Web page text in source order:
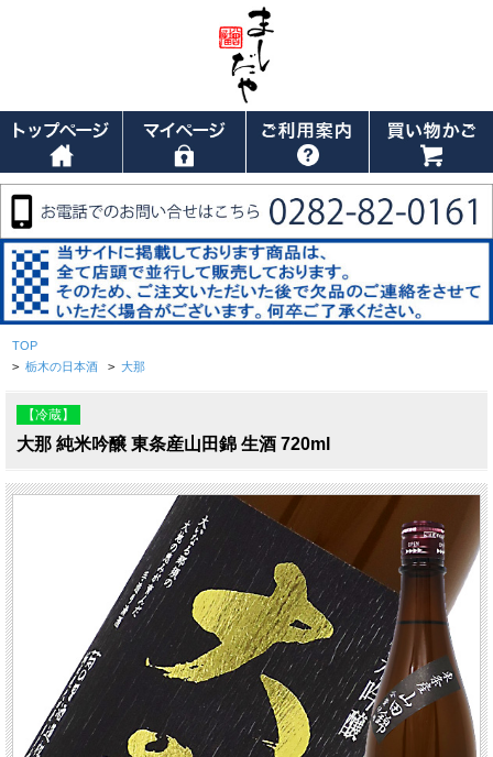
TOP
> 栃木の日本酒 > 大那
【冷蔵】
大那 純米吟醸 東条産山田錦 生酒 720ml